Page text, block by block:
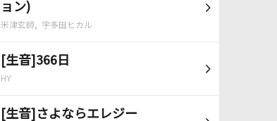
ョン)
米津玄師, 宇多田ヒカル
[生音]366日
HY
[生音]さよならエレジー